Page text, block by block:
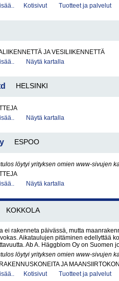
Kotisivut Tuotteet ja palvelut
JA VESILIIKENNETTÄ
Näytä kartalla
HELSINKI
Näytä kartalla
ESPOO
löytyi yrityksen omien www-sivujen
Näytä kartalla
KOKKOLA
ei rakenneta päivässä, mutta
Aikataulujen pitäminen edellyttää
Ab A. Häggblom Oy on Suomen
löytyi yrityksen omien www-sivujen
JA
Kotisivut Tuotteet ja palvelut